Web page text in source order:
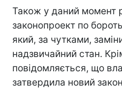
Також у даний момент
законопроект по
який, за чутками,
надзвичайний стан.
повідомляється, що
затвердила новий